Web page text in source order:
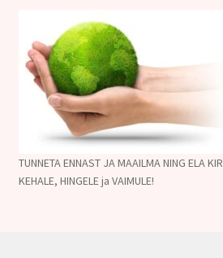
TUNNETA ENNAST JA MAAILMA
KEHALE, HINGELE ja VAIMULE!